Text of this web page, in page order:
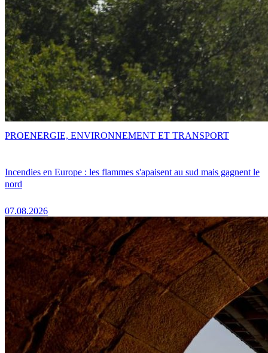
Incendies en Europe : les flammes s'apaisent au sud mais gagnent le
nord
07.08.2026
PROENERGIE, ENVIRONNEMENT ET TRANSPORT